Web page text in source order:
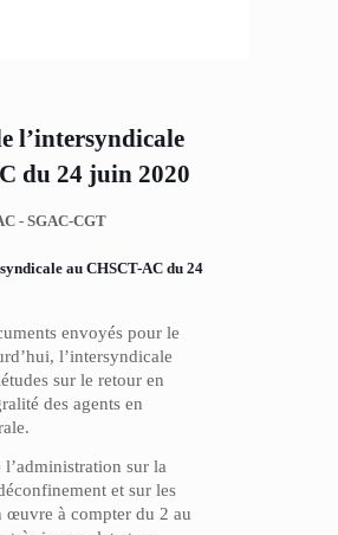
l’intersyndicale
du 24 juin 2020
- SGAC-CGT
au CHSCT-AC du 24
envoyés pour le
l’intersyndicale
sur le retour en
des agents en
sur la
et sur les
œuvre à compter du 2 au